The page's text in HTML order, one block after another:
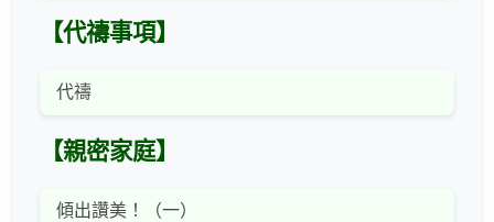
【代禱事項】
代禱
【親密家庭】
傾出讚美！（一）